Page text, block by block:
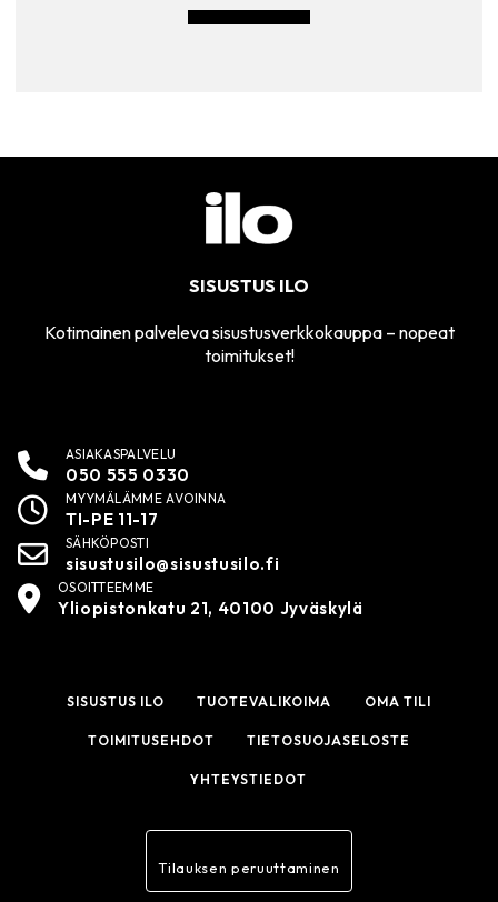
SISUSTUS ILO
Kotimainen palveleva sisustusverkkokauppa – nopeat
toimitukset!
ASIAKASPALVELU
050 555 0330
MYYMÄLÄMME AVOINNA
TI-PE 11-17
SÄHKÖPOSTI
sisustusilo@sisustusilo.fi
OSOITTEEMME
Yliopistonkatu 21, 40100 Jyväskylä
SISUSTUS ILO TUOTEVALIKOIMA OMA TILI
TOIMITUSEHDOT TIETOSUOJASELOSTE
YHTEYSTIEDOT
Tilauksen peruuttaminen